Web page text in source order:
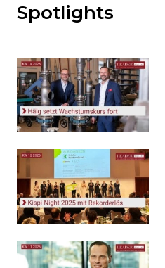
Möchten
den
weiteren
Inhalt
auslassen
und
zum
Seitenende
springen?
Spotlights